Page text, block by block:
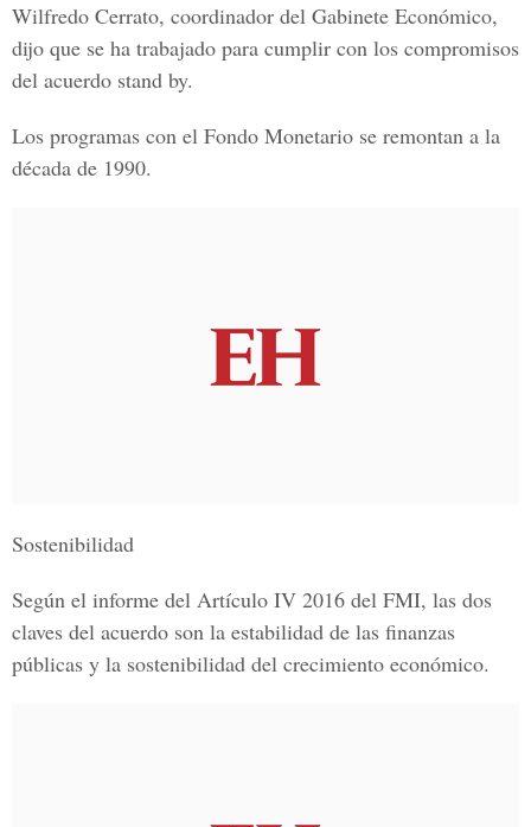
Wilfredo Cerrato, coordinador del Gabinete Económico,
dijo que se ha trabajado para cumplir con los compromisos
del acuerdo stand by.
Los programas con el Fondo Monetario se remontan a la
década de 1990.
Sostenibilidad
Según el informe del Artículo IV 2016 del FMI, las dos
claves del acuerdo son la estabilidad de las finanzas
públicas y la sostenibilidad del crecimiento económico.